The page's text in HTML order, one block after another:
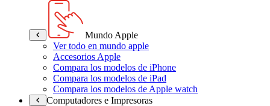
Mundo Apple
Ver todo en mundo apple
Accesorios Apple
Compara los modelos de iPhone
Compara los modelos de iPad
Compara los modelos de Apple watch
Computadores e Impresoras